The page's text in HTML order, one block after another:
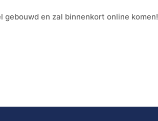
en zal binnenkort online komen!